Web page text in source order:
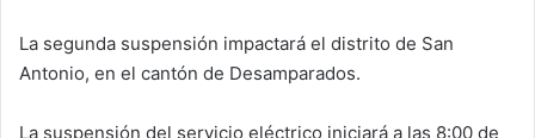
La segunda suspensión impactará el distrito de San
Antonio, en el cantón de Desamparados.
La suspensión del servicio eléctrico iniciará a las 8:00 de